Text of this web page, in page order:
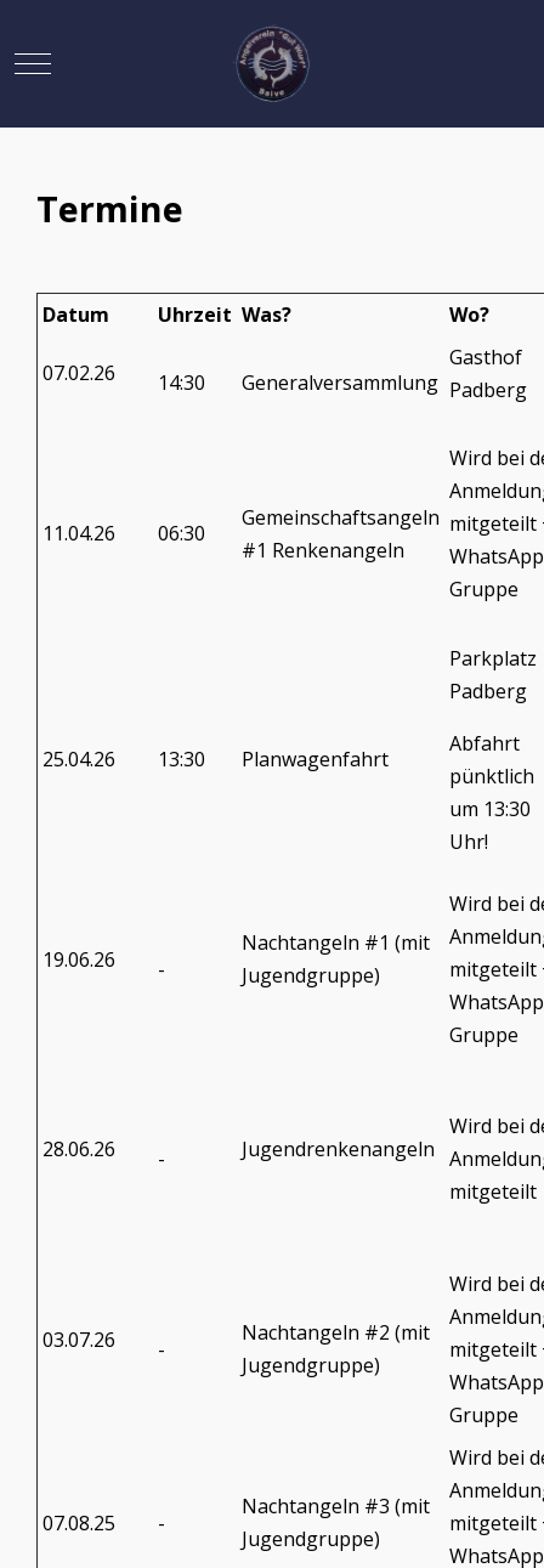
Mobile Menu Toggle
Termine
Datum Uhrzeit Was? Wo?
07.02.26 14:30 Generalversammlung
Gasthof
Padberg
11.04.26 06:30
Gemeinschaftsangeln
#1 Renkenangeln
Wird bei
mitgeteilt
Gruppe
25.04.26 13:30 Planwagenfahrt
Parkplatz
Padberg
Abfahrt
pünktlich
um 13:30
Uhr!
19.06.26 -
Nachtangeln #1 (mit
Jugendgruppe)
Wird bei
mitgeteilt
Gruppe
28.06.26 - Jugendrenkenangeln
Wird bei
mitgeteilt
03.07.26 -
Nachtangeln #2 (mit
Jugendgruppe)
Wird bei
mitgeteilt
Gruppe
07.08.25 -
Nachtangeln #3 (mit
Jugendgruppe)
Wird bei
mitgeteilt